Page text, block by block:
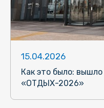
15.04.2026
Как это было:
«ОТДЫХ-2026»